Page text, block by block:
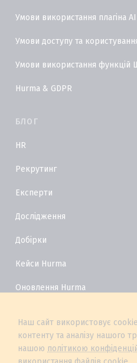
Умови використання плагіна
Умови доступу та
Умови використання функцій
Hurma & GDPR
БЛОГ
HR
Рекрутинг
Експерти
Дослідження
Добірки
Кейси Hurma
Оновлення Hurma
Наш сайт використовує
контенту та аналізу нашого
нашою політикою